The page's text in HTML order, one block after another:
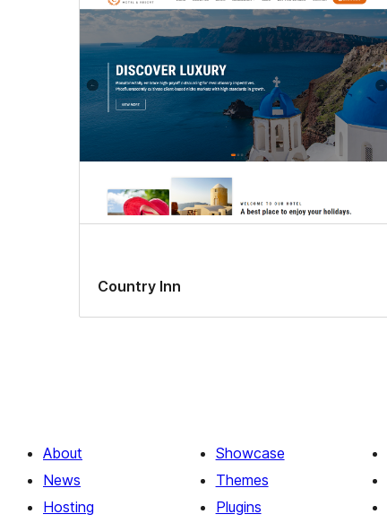
Country Inn
About
News
Hosting
Showcase
Themes
Plugins